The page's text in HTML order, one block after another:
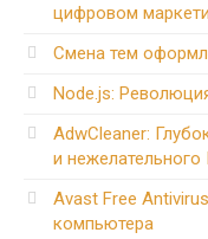
цифровом
Смена тем
Node.js:
AdwCleaner:
и
Avast Free
компьютера